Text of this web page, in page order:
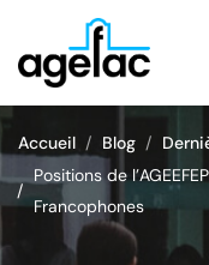
Accueil Blog
Positions de
Francophones